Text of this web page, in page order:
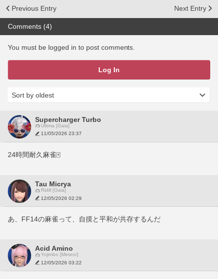
Previous Entry Next Entry
Comments (4)
You must be logged in to post comments.
Log In
Supercharger Turbo
Ultima [Gaia]
11/05/2026 23:37
24時間耐久麻雀🀄️
Tau Micrya
Ridill [Gaia]
12/05/2026 02:29
あ、FF14の麻雀って、自摸と平和が共存するんだ
Acid Amino
Yojimbo [Meteor]
12/05/2026 03:22